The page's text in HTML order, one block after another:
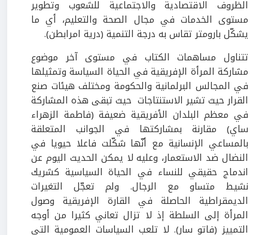
الظروف الاقتصادية والاجتماعية للشعوب وتطوير
مستوى الخدمات في مجال الصحة والتعليم، أي ما
يشكّل بارومتر تقاس به درجة التنمية (درية امرابطن).
تتناول مساهمات الكتاب في مستوى آخر موضوع
مشاركة المرأة الإفريقية في الحياة السياسة وتمثيلها
في المجالس البرلمانية والحكومة ومختلف هيئات صنع
القرار حيث تشير الاستنتاجات حيث تبقى هذه المشاركة
في معظم البلدان الأفريقية ضعيفة (فاطمة الزهراء
ساي) مقارنة بمشاركتها في الجوانب المتعلقة
بالمساعي الإنسانية مع أنّها شكّلت فاعلا حيويا في
النضال ضد الاستعمار، وعليه لا يمكن الحديث اليوم عن
اندماج حقيقي للنساء في الحياة السياسية كشريك
نشيط متساو مع الرجال. ولم تعجّل التغيرات
الديمقراطية الحاصلة في القارة الإفريقية وصول
المرأة إلى السلطة إذ لا تزال تعاني كثيرا من أوجه
التمييز (فاتو سار). لا تلعب السياسات العمومية التي